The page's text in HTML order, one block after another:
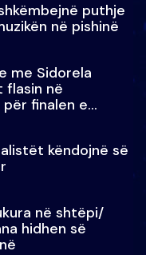
puthje
në pishinë
me Sidorela
flasin në
për finalen e
këndojnë së
në shtëpi/
hidhen së